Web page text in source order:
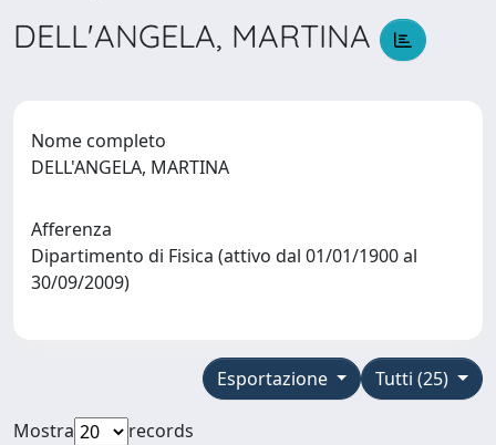
DELL'ANGELA, MARTINA
Nome completo
DELL'ANGELA, MARTINA
Afferenza
Dipartimento di Fisica (attivo dal 01/01/1900 al
30/09/2009)
Tutti (25)
Esportazione
Mostra
records